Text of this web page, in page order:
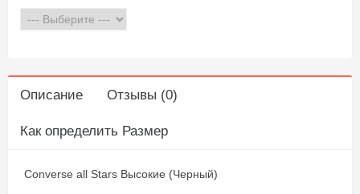
Описание Отзывы (0)
Как определить Размер
Converse all Stars Высокие (Черный)